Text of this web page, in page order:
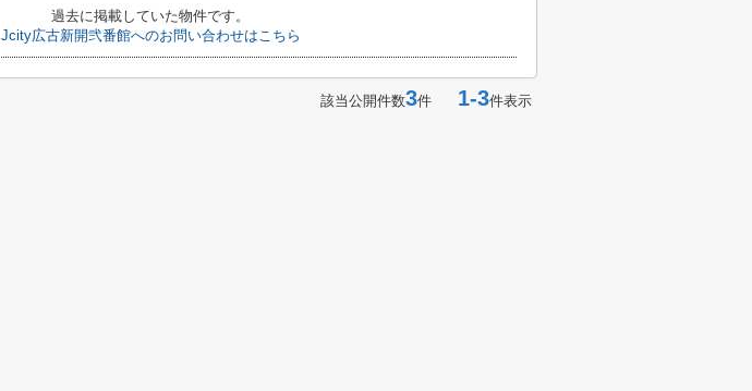
過去に掲載していた物件です。
Jcity広古新開弐番館へのお問い合わせはこちら
該当公開件数3件 1-3件表示